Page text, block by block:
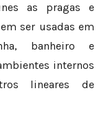
as pragas e
ser usadas em
banheiro e
internos
lineares de